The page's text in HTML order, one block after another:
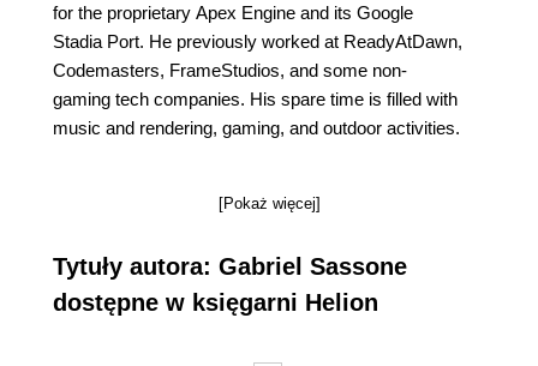
for the proprietary Apex Engine and its Google
Stadia Port. He previously worked at ReadyAtDawn,
Codemasters, FrameStudios, and some non-
gaming tech companies. His spare time is filled with
music and rendering, gaming, and outdoor activities.
[Pokaż więcej]
Tytuły autora: Gabriel Sassone
dostępne w księgarni Helion